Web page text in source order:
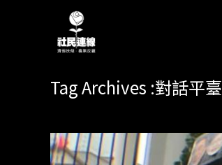
Tag Archives :對話平臺